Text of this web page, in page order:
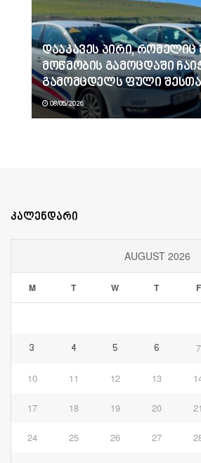
დააკავეს პირი, რომელიც
მოწმობის გამოცდაში
გამომცდელს ფული
08/05/2026
კალენდარი
AUGUST 2026
M T W T F
3 4 5 6 7
10 11 12 13
17 18 19 20 21
24 25 26 27